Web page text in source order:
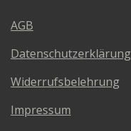
AGB
Datenschutzerklärung
Widerrufsbelehrung
Impressum